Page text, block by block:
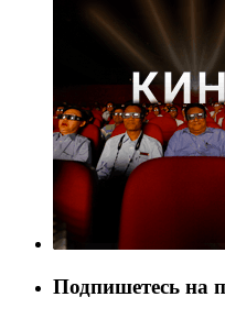
Подпишетесь на